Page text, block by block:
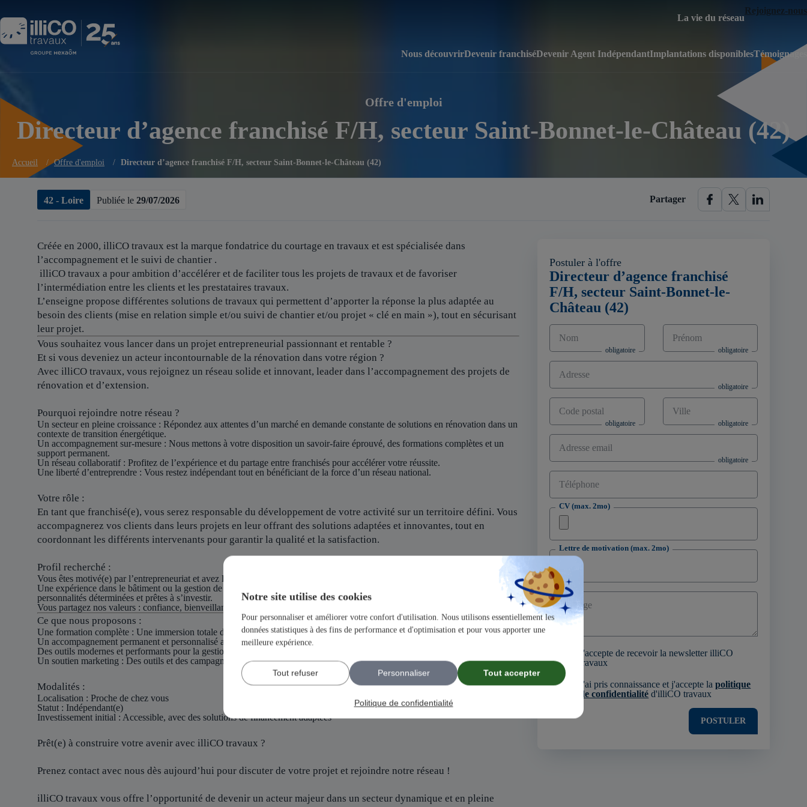
Notre site utilise des cookies
Pour personnaliser et améliorer votre confort d'utilisation. Nous utilisons essentiellement les
données statistiques à des fins de performance et d'optimisation et pour vous apporter une
meilleure expérience.
Tout accepter
Tout refuser Personnaliser
Politique de confidentialité
Nous découvrirDevenir franchiséDevenir Agent IndépendantImplantations disponiblesTémoignages
La vie du réseau
Rejoignez-nous
Offre d'emploi
Directeur d’agence franchisé F/H, secteur Saint-Bonnet-le-Château (42)
Accueil / Offre d'emploi / Directeur d’agence franchisé F/H, secteur Saint-Bonnet-le-Château (42)
42 - Loire Publiée le 29/07/2026 Partager
Créée en 2000, illiCO travaux est la marque fondatrice du courtage en travaux et est spécialisée dans
l’accompagnement et le suivi de chantier .
illiCO travaux a pour ambition d’accélérer et de faciliter tous les projets de travaux et de favoriser
l’intermédiation entre les clients et les prestataires travaux.
L’enseigne propose différentes solutions de travaux qui permettent d’apporter la réponse la plus adaptée au
besoin des clients (mise en relation simple et/ou suivi de chantier et/ou projet « clé en main »), tout en sécurisant
leur projet.
Vous souhaitez vous lancer dans un projet entrepreneurial passionnant et rentable ?
Et si vous deveniez un acteur incontournable de la rénovation dans votre région ?
Avec illiCO travaux, vous rejoignez un réseau solide et innovant, leader dans l’accompagnement des projets de
rénovation et d’extension.
Pourquoi rejoindre notre réseau ?
Un secteur en pleine croissance : Répondez aux attentes d’un marché en demande constante de solutions en rénovation dans un
contexte de transition énergétique.
Un accompagnement sur-mesure : Nous mettons à votre disposition un savoir-faire éprouvé, des formations complètes et un
support permanent.
Un réseau collaboratif: Profitez de l’expérience et du partage entre franchisés pour accélérer votre réussite.
Une liberté d’entreprendre : Vous restez indépendant tout en bénéficiant de la force d’un réseau national.
Votre rôle :
En tant que franchisé(e), vous serez responsable du développement de votre activité sur un territoire défini. Vous
accompagnerez vos clients dans leurs projets en leur offrant des solutions adaptées et innovantes, tout en
coordonnant les différents intervenants pour garantir la qualité et la satisfaction.
Profil recherché :
Vous êtes motivé(e) par l’entrepreneuriat et avez le désir de bâtir un projet solide et structuré.
Une expérience dans le bâtiment ou la gestion de projets est un atout, mais pas indispensable, nous recherchons avant tout des
personnalités déterminées et prêtes à s’investir.
Vous partagez nos valeurs : confiance, bienveillance et esprit de famille
Ce que nous proposons :
Une formation complète : Une immersion totale dans le métier pour maîtriser tous les aspects de votre future activité.
Un accompagnement permanent et personnalisé avec des interlocuteurs dédié pour chacun de vos besoins
Des outils modernes et performants pour la gestion et le développement de votre activité.
Un soutien marketing : Des outils et des campagnes de communication pour booster votre visibilité.
Modalités :
Localisation : Proche de chez vous
Statut : Indépendant(e)
Investissement initial : Accessible, avec des solutions de financement adaptées
Prêt(e) à construire votre avenir avec illiCO travaux ?
Prenez contact avec nous dès aujourd’hui pour discuter de votre projet et rejoindre notre réseau !
illiCO travaux vous offre l’opportunité de devenir un acteur majeur dans un secteur dynamique et en pleine
Postuler à l'offre
Directeur d’agence franchisé
F/H, secteur Saint-Bonnet-le-
Château (42)
Nom Prénom
Adresse
Code postal Ville
Adresse email
Téléphone
CV (max. 2mo)
Lettre de motivation (max. 2mo)
Message
J'accepte de recevoir la newsletter illiCO
travaux
J'ai pris connaissance et j'accepte lapolitique
de confidentialité d'illiCO travaux
POSTULER